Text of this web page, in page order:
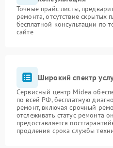
Точные прайс-листы,
ремонта, отсутствие скрытых
бесплатной консультации по
сайте
Широкий спектр
Сервисный центр Midea
по всей РФ, бесплатную
ремонт, включая срочный
отслеживать статус ремонта
предоставляется
продления срока службы